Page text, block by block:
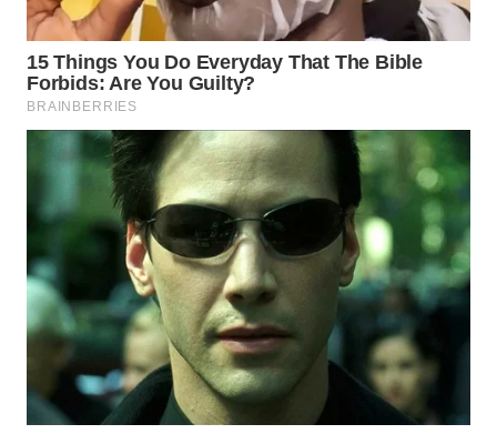
WN
PAKPAK
WN
KARAWANG
BEKASI
BOGOR
WN
DEPOK
WN